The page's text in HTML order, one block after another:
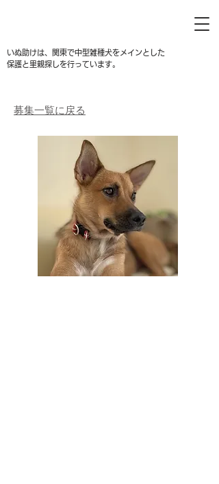
いぬ助けは、関東で中型雑種犬をメインとした
保護と里親探しを行っています。
募集一覧に戻る